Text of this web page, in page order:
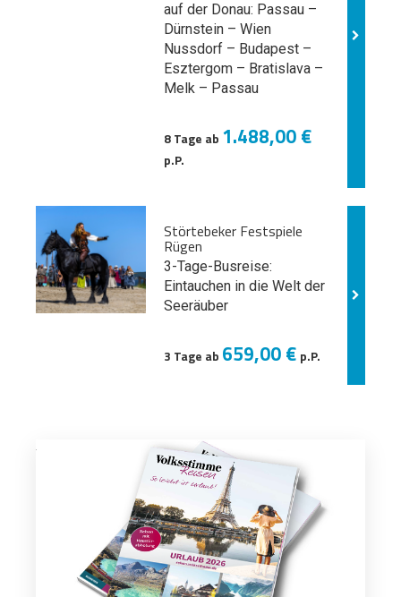
auf der Donau: Passau –
Dürnstein – Wien
Nussdorf – Budapest –
Esztergom – Bratislava –
Melk – Passau
8 Tage ab 1.488,00 €
p.P.
Störtebeker Festspiele
Rügen
3-Tage-Busreise:
Eintauchen in die Welt der
Seeräuber
3 Tage ab 659,00 € p.P.